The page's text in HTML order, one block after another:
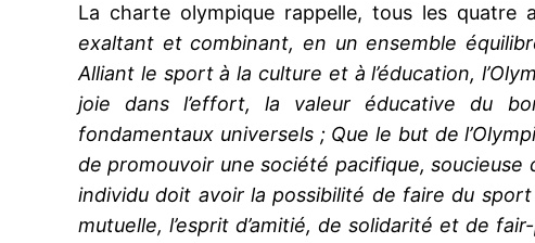
La charte olympique rappelle, tous les quatre
exaltant et combinant, en un ensemble
Alliant le sport à la culture et à l’éducation,
joie dans l’effort, la valeur éducative du
fondamentaux universels ; Que le but de
de promouvoir une société pacifique,
individu doit avoir la possibilité de faire du
mutuelle, l’esprit d’amitié, de solidarité et de